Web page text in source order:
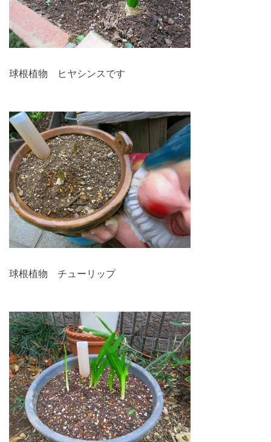
球根植物 ヒヤシンスです
球根植物 チューリップ